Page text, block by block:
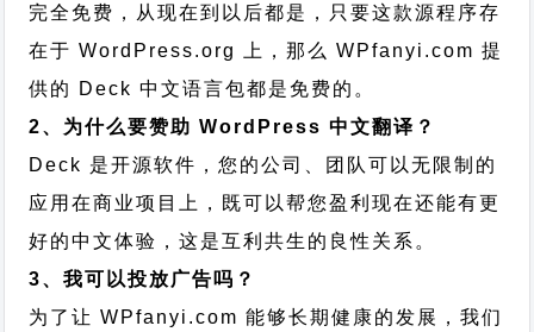
完全免费，从现在到以后都是，只要这款源程序存
在于 WordPress.org 上，那么 WPfanyi.com 提
供的 Deck 中文语言包都是免费的。
2、为什么要赞助 WordPress 中文翻译？
Deck 是开源软件，您的公司、团队可以无限制的
应用在商业项目上，既可以帮您盈利现在还能有更
好的中文体验，这是互利共生的良性关系。
3、我可以投放广告吗？
为了让 WPfanyi.com 能够长期健康的发展，我们